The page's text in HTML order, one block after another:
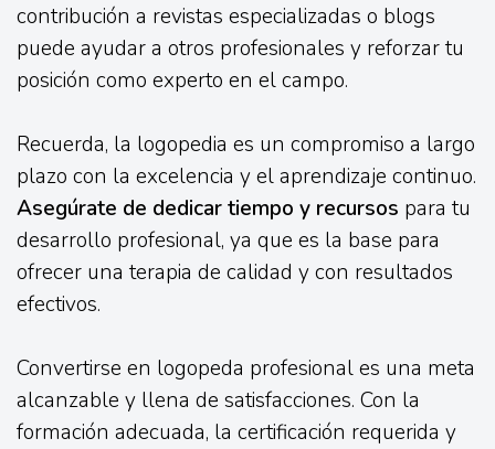
contribución a revistas especializadas o blogs
puede ayudar a otros profesionales y reforzar tu
posición como experto en el campo.
Recuerda, la logopedia es un compromiso a largo
plazo con la excelencia y el aprendizaje continuo.
Asegúrate de dedicar tiempo y recursos para tu
desarrollo profesional, ya que es la base para
ofrecer una terapia de calidad y con resultados
efectivos.
Convertirse en logopeda profesional es una meta
alcanzable y llena de satisfacciones. Con la
formación adecuada, la certificación requerida y